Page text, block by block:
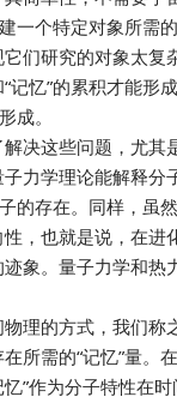
一个特定对象所需
们研究的对象太复
忆”的累积才能形
成。
决这些问题，尤
力学理论能解释
的存在。同样，虽
，也就是说，在
象。量子力学和
理的方式，我们称
需的“记忆”量。
”作为分子特性在